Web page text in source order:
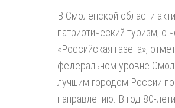
В Смоленской области
патриотический туризм, о
«Российская газета»,
федеральном уровне
лучшим городом России
направлению. В год 80-